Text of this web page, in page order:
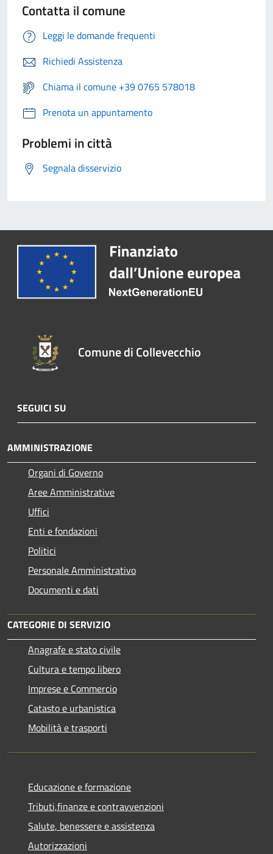
Contatta il comune
Leggi le domande frequenti
Richiedi Assistenza
Chiama il comune +39 0765 578018
Prenota un appuntamento
Problemi in città
Segnala disservizio
Comune di Collevecchio
SEGUICI SU
AMMINISTRAZIONE
Organi di Governo
Aree Amministrative
Uffici
Enti e fondazioni
Politici
Personale Amministrativo
Documenti e dati
CATEGORIE DI SERVIZIO
Anagrafe e stato civile
Cultura e tempo libero
Imprese e Commercio
Catasto e urbanistica
Mobilità e trasporti
Educazione e formazione
Tributi,finanze e contravvenzioni
Salute, benessere e assistenza
Autorizzazioni